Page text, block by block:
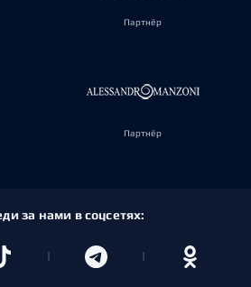
Партнёр
Партнёр
за нами в соцсетях: